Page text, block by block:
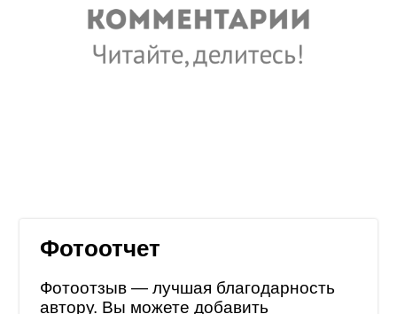
Фотоотчет
Фотоотзыв — лучшая благодарность
автору. Вы можете добавить